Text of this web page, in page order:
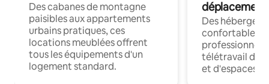
Des cabanes de montagne
paisibles aux appartements
urbains pratiques, ces
locations meublées offrent
tous les équipements d'un
logement standard.
déplacement
Des
confortables
professionnels
télétravail
et d'espaces